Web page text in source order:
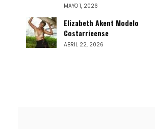
MAYO 1, 2026
Elizabeth Akent Modelo
Costarricense
ABRIL 22, 2026